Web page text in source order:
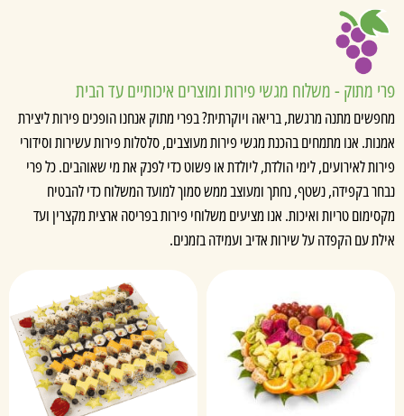
מתוק - משלוח מגשי פירות ומוצרים איכותיים עד הבית
מתנה מרגשת, בריאה ויוקרתית? בפרי מתוק אנחנו הופכים פירות ליצירת
אנו מתמחים בהכנת מגשי פירות מעוצבים, סלסלות פירות עשירות וסידורי
לאירועים, לימי הולדת, ליולדת או פשוט כדי לפנק את מי שאוהבים. כל פרי
בקפידה, נשטף, נחתך ומעוצב ממש סמוך למועד המשלוח כדי להבטיח
טריות ואיכות. אנו מציעים משלוחי פירות בפריסה ארצית מקצרין ועד
עם הקפדה על שירות אדיב ועמידה בזמנים.